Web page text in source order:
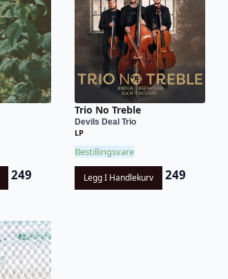
249
Trio No Treble
Devils Deal Trio
LP
Bestillingsvare
Legg I Handlekurv 249